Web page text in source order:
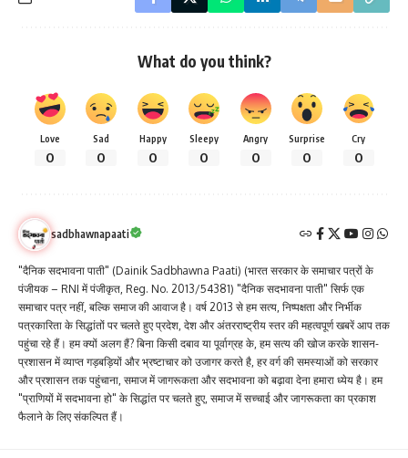
What do you think?
Love
0
Sad
0
Happy
0
Sleepy
0
Angry
0
Surprise
0
Cry
0
sadbhawnapaati
"दैनिक सदभावना पाती" (Dainik Sadbhawna Paati) (भारत सरकार के समाचार पत्रों के
पंजीयक – RNI में पंजीकृत, Reg. No. 2013/54381) "दैनिक सदभावना पाती" सिर्फ एक
समाचार पत्र नहीं, बल्कि समाज की आवाज है। वर्ष 2013 से हम सत्य, निष्पक्षता और निर्भीक
पत्रकारिता के सिद्धांतों पर चलते हुए प्रदेश, देश और अंतरराष्ट्रीय स्तर की महत्वपूर्ण खबरें आप तक
पहुंचा रहे हैं। हम क्यों अलग हैं? बिना किसी दबाव या पूर्वाग्रह के, हम सत्य की खोज करके शासन-
प्रशासन में व्याप्त गड़बड़ियों और भ्रष्टाचार को उजागर करते है, हर वर्ग की समस्याओं को सरकार
और प्रशासन तक पहुंचाना, समाज में जागरूकता और सदभावना को बढ़ावा देना हमारा ध्येय है। हम
"प्राणियों में सदभावना हो" के सिद्धांत पर चलते हुए, समाज में सच्चाई और जागरूकता का प्रकाश
फैलाने के लिए संकल्पित हैं।